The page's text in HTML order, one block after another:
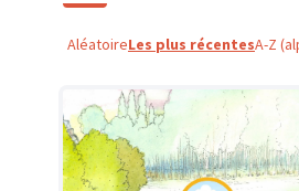
AléatoireLes plus récentesA-Z